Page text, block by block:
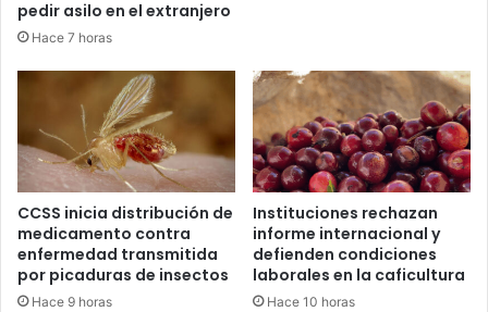
pedir asilo en el extranjero
Hace 7 horas
CCSS inicia distribución de
medicamento contra
enfermedad transmitida
por picaduras de insectos
Hace 9 horas
Instituciones rechazan
informe internacional y
defienden condiciones
laborales en la caficultura
Hace 10 horas